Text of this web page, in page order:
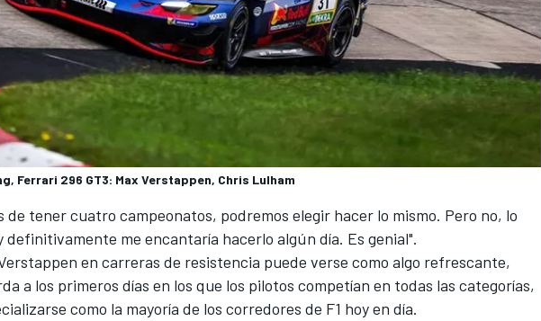
Ferrari 296 GT3: Max Verstappen, Chris Lulham
de tener cuatro campeonatos, podremos elegir hacer lo mismo. Pero no, lo
definitivamente me encantaría hacerlo algún día. Es genial".
en carreras de resistencia puede verse como algo refrescante,
a los primeros días en los que los pilotos competían en todas las categorías,
como la mayoría de los corredores de F1 hoy en día.